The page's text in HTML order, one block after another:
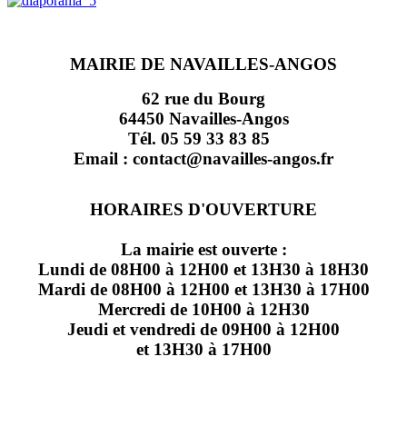
MAIRIE DE NAVAILLES-ANGOS
62 rue du Bourg
64450 Navailles-Angos
Tél. 05 59 33 83 85
Email : contact@navailles-angos.fr
HORAIRES D'OUVERTURE
La mairie est ouverte :
Lundi de 08H00 à 12H00 et 13H30 à 18H30
Mardi de 08H00 à 12H00 et 13H30 à 17H00
Mercredi de 10H00 à 12H30
Jeudi et vendredi de 09H00 à 12H00
et 13H30 à 17H00